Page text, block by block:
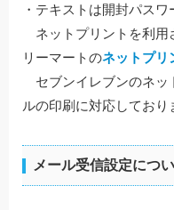
・テキストは開封パスワ
ネットプリントを利用
リーマートのネットプリ
セブンイレブンのネッ
ルの印刷に対応しており
メール受信設定につ